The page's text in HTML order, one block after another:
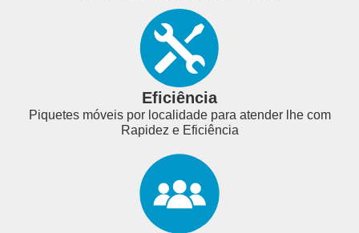
Eficiência
Piquetes móveis por localidade para atender lhe com
Rapidez e Eficiência